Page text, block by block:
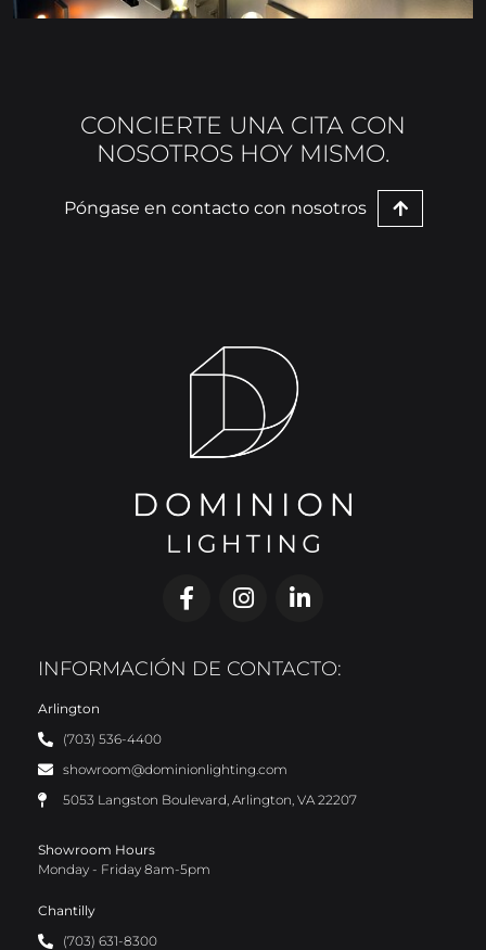
CONCIERTE UNA CITA CON
NOSOTROS HOY MISMO.
Póngase en contacto con nosotros
INFORMACIÓN DE CONTACTO:
Arlington
(703) 536-4400
showroom@dominionlighting.com
5053 Langston Boulevard, Arlington, VA 22207
Showroom Hours
Monday - Friday 8am-5pm
Chantilly
(703) 631-8300